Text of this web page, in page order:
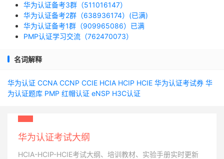
华为认证备考3群（511016147）
华为认证备考2群（638936174）(已满)
华为认证备考1群（909965086）已满
PMP认证学习交流（762470073）
名词解释
华为认证 CCNA CCNP CCIE HCIA HCIP HCIE 华为认证考试券 华
为认证题库 PMP 红帽认证 eNSP H3C认证
华为认证考试大纲
HCIA-HCIP-HCIE考试大纲、培训教材、实验手册实时更新